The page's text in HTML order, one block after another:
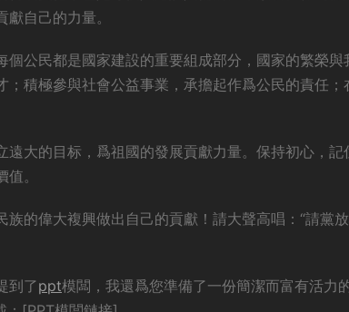
自己的力量。
公民都是國家建設的重要組成部分，國家的繁榮與
積極參與社會公益事業，承擔起作爲公民的責任；
大的目标，爲祖國的發展貢獻力量。保持初心，記
。
的偉大複興做出自己的貢獻！請大聲高唱：“請黨放
到了ppt模闆，我還爲您準備了一份簡潔而富有活力